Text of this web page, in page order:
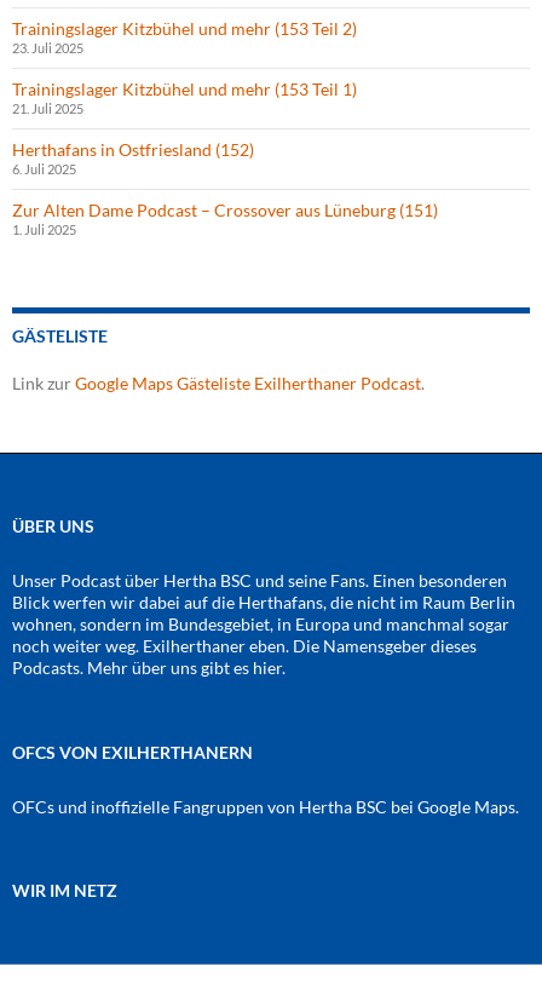
Trainingslager Kitzbühel und mehr (153 Teil 2)
23. Juli 2025
Trainingslager Kitzbühel und mehr (153 Teil 1)
21. Juli 2025
Herthafans in Ostfriesland (152)
6. Juli 2025
Zur Alten Dame Podcast – Crossover aus Lüneburg (151)
1. Juli 2025
GÄSTELISTE
Link zurGoogle Maps Gästeliste Exilherthaner Podcast.
ÜBER UNS
Unser Podcast über Hertha BSC und seine Fans. Einen besonderen
Blick werfen wir dabei auf die Herthafans, die nicht im Raum Berlin
wohnen, sondern im Bundesgebiet, in Europa und manchmal sogar
noch weiter weg. Exilherthaner eben. Die Namensgeber dieses
Podcasts. Mehr über uns gibt es hier.
OFCS VON EXILHERTHANERN
OFCs und inoffizielle Fangruppen von Hertha BSC bei Google Maps.
WIR IM NETZ